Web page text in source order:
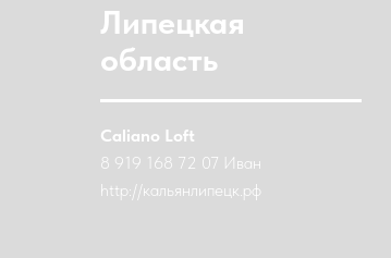
Липецкая
область
Caliano Loft
8 919 168 72 07 Иван
http://кальянлипецк.рф